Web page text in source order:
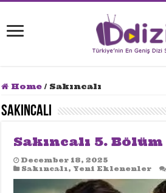
Home/ Sakıncalı
Sakıncalı
Sakıncalı 5.
December 18, 2025
Sakıncalı, Yeni Eklenenler